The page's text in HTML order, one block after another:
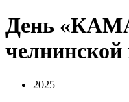
День
2025